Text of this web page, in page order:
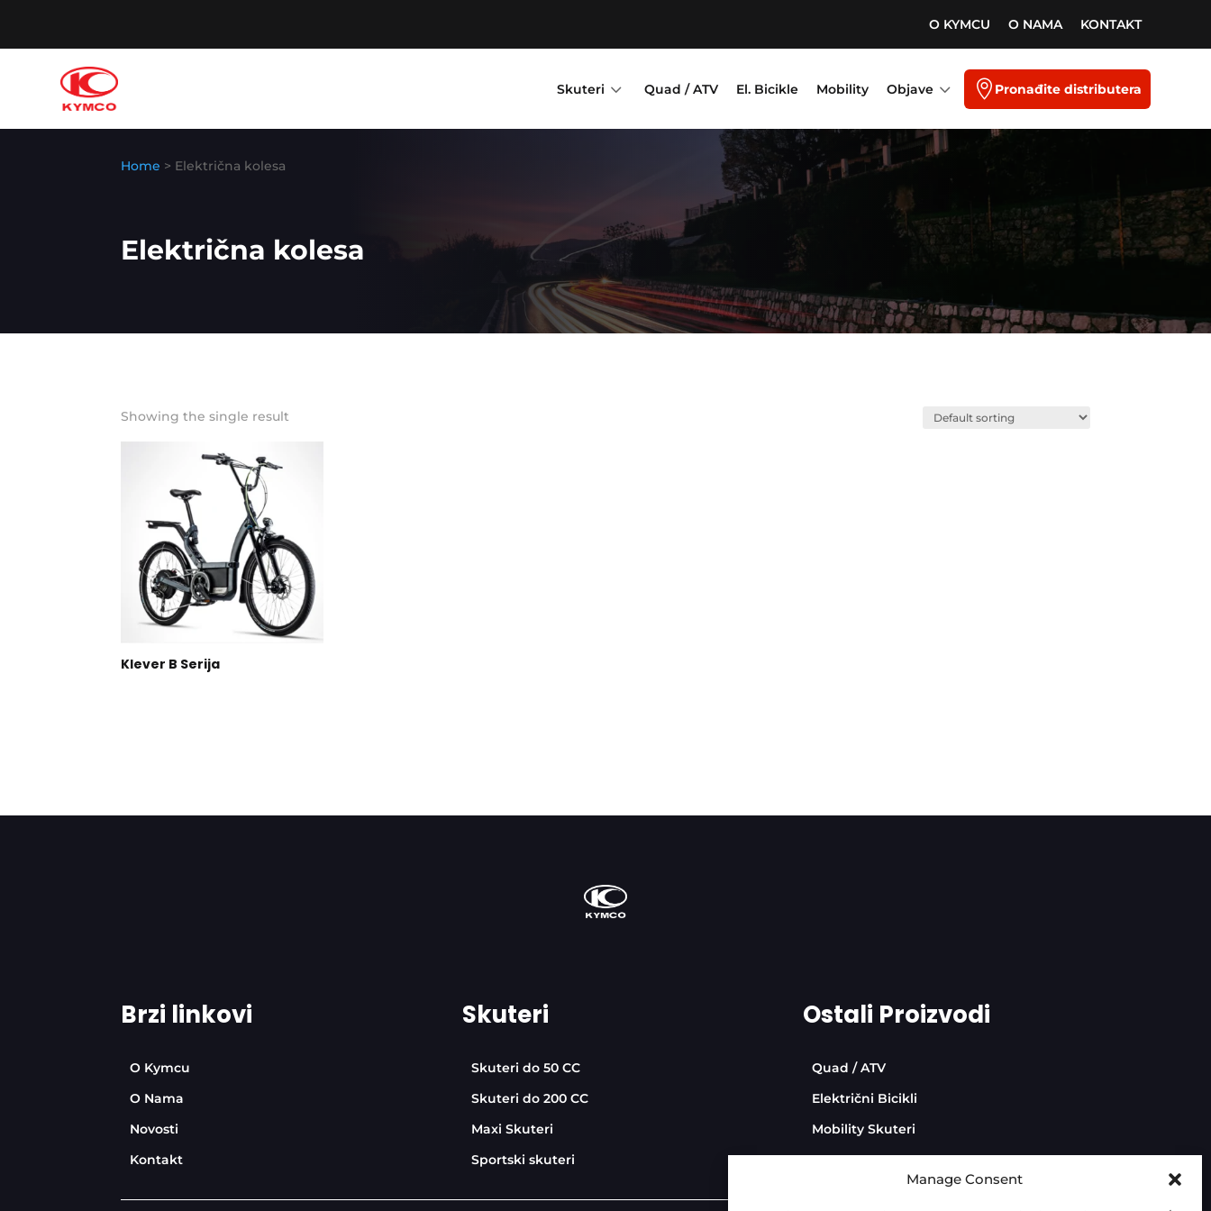
Manage Consent
O KYMCU O NAMA KONTAKT
Skuteri 3 Quad / ATV El. Bicikle Mobility Objave3  Pronađite distributera
Home > Električna kolesa
Električna kolesa
Showing the single result
Klever B Serija
Brzi linkovi
O Kymcu
O Nama
Novosti
Kontakt
Skuteri
Skuteri do 50 CC
Skuteri do 200 CC
Maxi Skuteri
Sportski skuteri
Ostali Proizvodi
Quad / ATV
Električni Bicikli
Mobility Skuteri